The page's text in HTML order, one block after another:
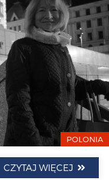
POLONIA
CZYTAJ WIĘCEJ